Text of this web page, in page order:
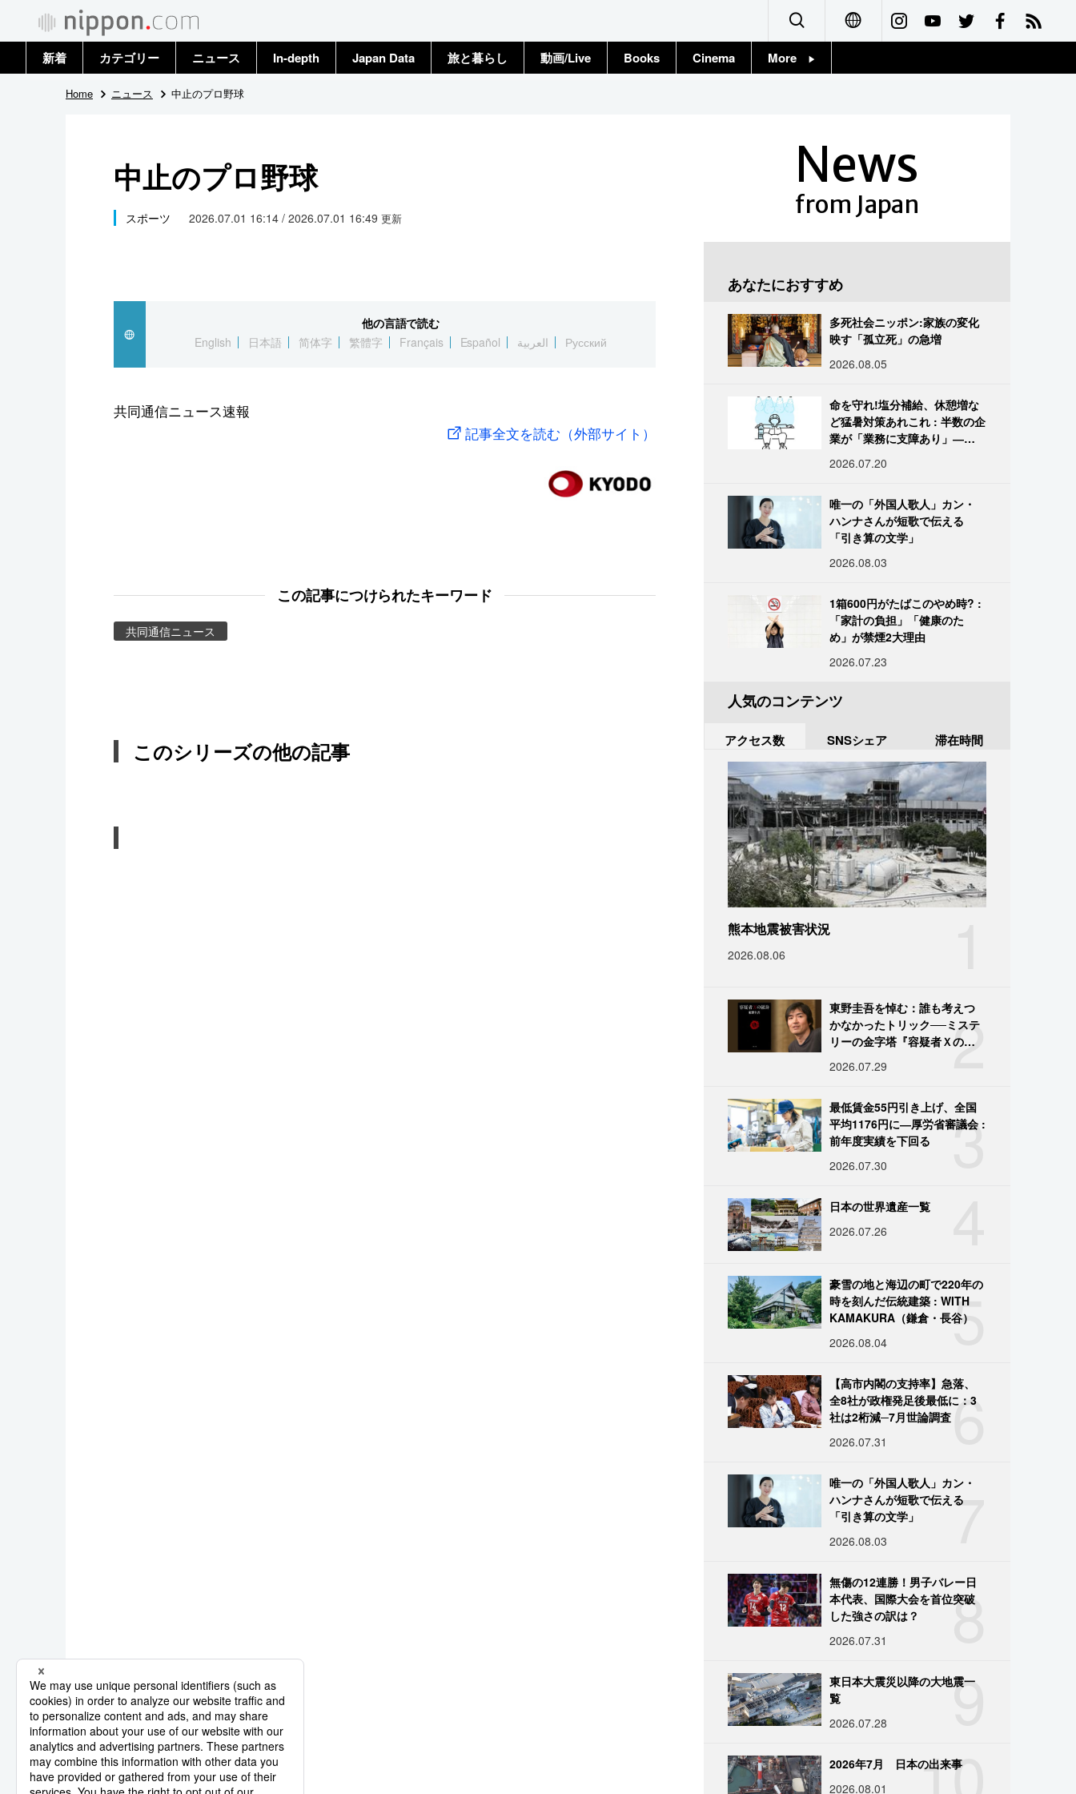
Français
新着 カテゴリー
政治・外交
国際
科学・技術
暮らし
ニュース
トップ
In-depth Japan Data 旅と暮らし 動画/Live Books Cinema More
Home ニュース 中止のプロ野球
中止のプロ野球
スポーツ 2026.07.01 16:14 / 2026.07.01 16:49 更新
他の言語で読む
English
日本語 简体字 繁體字 Français Español العربية Русский
共同通信ニュース速報
記事全文を読む（外部サイト）
この記事につけられたキーワード
共同通信ニュース
このシリーズの他の記事
News
from Japan
あなたにおすすめ
多死社会ニッポン:家族の変化
映す「孤立死」の急増
2026.08.05
命を守れ!塩分補給、休憩増な
ど猛暑対策あれこれ : 半数の企
業が「業務に支障あり」―帝
2026.07.20
唯一の「外国人歌人」カン・
ハンナさんが短歌で伝える
「引き算の文学」
2026.08.03
1箱600円がたばこのやめ時? :
「家計の負担」「健康のた
め」が禁煙2大理由
2026.07.23
人気のコンテンツ
アクセス数 SNSシェア 滞在時間
熊本地震被害状況
2026.08.06
2
東野圭吾を悼む：誰も考えつ
かなかったトリック──ミステ
リーの金字塔『容疑者Ｘの献
2026.07.29
3
最低賃金55円引き上げ、全国
平均1176円に―厚労省審議会 :
前年度実績を下回る
2026.07.30
日本の世界遺産一覧
2026.07.26
5
豪雪の地と海辺の町で220年の
時を刻んだ伝統建築 : WITH
KAMAKURA（鎌倉・長谷）
2026.08.04
6
【高市内閣の支持率】急落、
全8社が政権発足後最低に：3
社は2桁減─7月世論調査
2026.07.31
7
唯一の「外国人歌人」カン・
ハンナさんが短歌で伝える
「引き算の文学」
2026.08.03
8
無傷の12連勝！男子バレー日
本代表、国際大会を首位突破
した強さの訳は？
2026.07.31
9
東日本大震災以降の大地震一
覧
2026.07.28
10
2026年7月 日本の出来事
2026.08.01